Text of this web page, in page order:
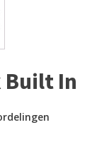
Built In